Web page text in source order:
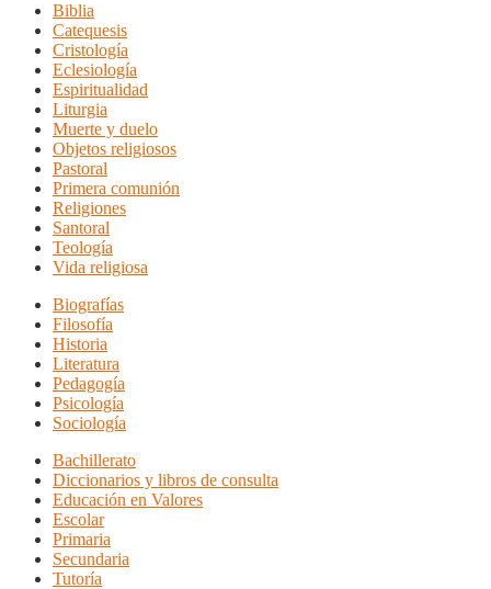
Biblia
Catequesis
Cristología
Eclesiología
Espiritualidad
Liturgia
Muerte y duelo
Objetos religiosos
Pastoral
Primera comunión
Religiones
Santoral
Teología
Vida religiosa
Biografías
Filosofía
Historia
Literatura
Pedagogía
Psicología
Sociología
Bachillerato
Diccionarios y libros de consulta
Educación en Valores
Escolar
Primaria
Secundaria
Tutoría